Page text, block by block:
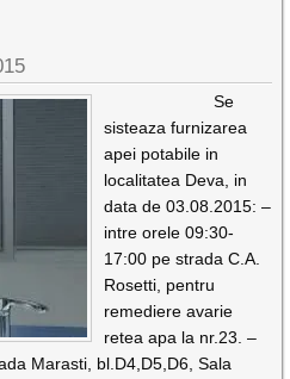
Se
sisteaza furnizarea
apei potabile in
localitatea Deva, in
data de 03.08.2015: –
intre orele 09:30-
17:00 pe strada C.A.
Rosetti, pentru
remediere avarie
retea apa la nr.23. –
Marasti, bl.D4,D5,D6, Sala